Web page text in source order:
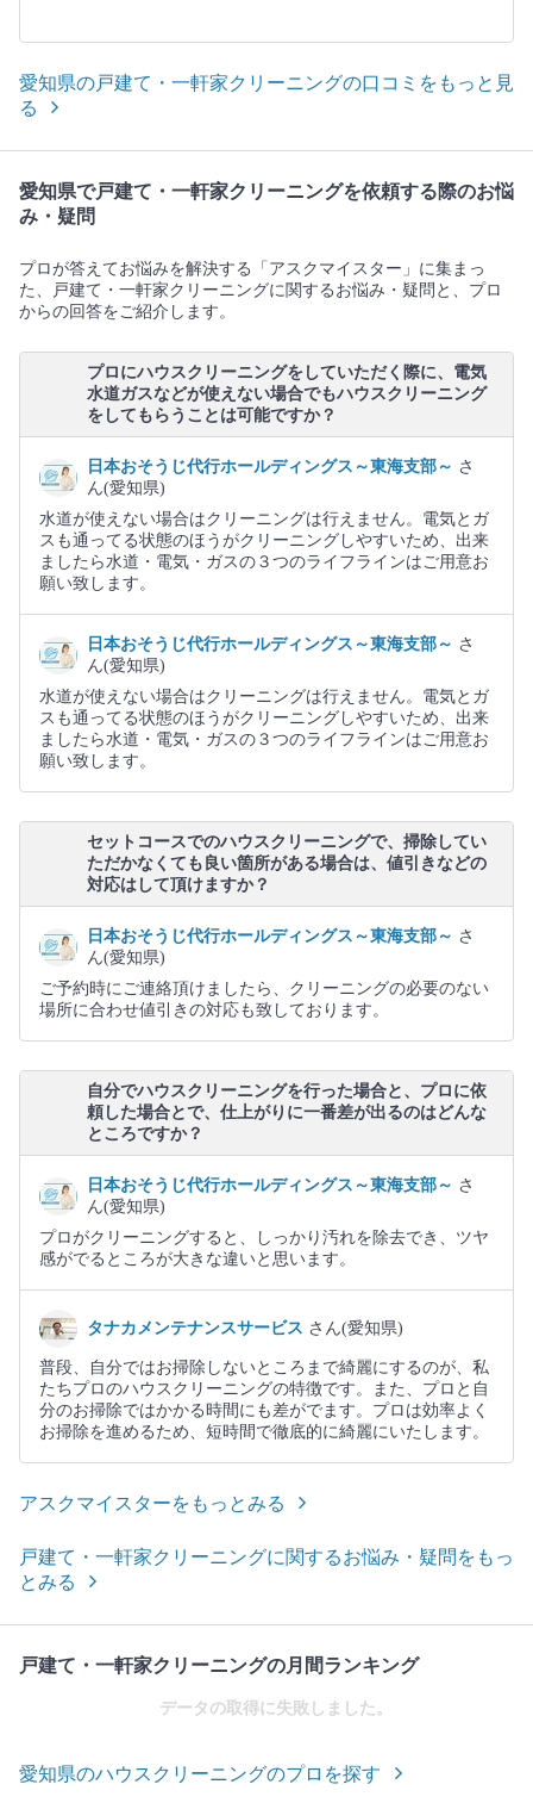
愛知県の戸建て・一軒家クリーニングの口コミをもっと見
る
愛知県で戸建て・一軒家クリーニングを依頼する際のお悩
み・疑問
プロが答えてお悩みを解決する「アスクマイスター」に集まっ
た、戸建て・一軒家クリーニングに関するお悩み・疑問と、プロ
からの回答をご紹介します。
プロにハウスクリーニングをしていただく際に、電気
水道ガスなどが使えない場合でもハウスクリーニング
をしてもらうことは可能ですか？
日本おそうじ代行ホールディングス～東海支部～ さ
ん(愛知県)
水道が使えない場合はクリーニングは行えません。電気とガ
スも通ってる状態のほうがクリーニングしやすいため、出来
ましたら水道・電気・ガスの３つのライフラインはご用意お
願い致します。
日本おそうじ代行ホールディングス～東海支部～ さ
ん(愛知県)
水道が使えない場合はクリーニングは行えません。電気とガ
スも通ってる状態のほうがクリーニングしやすいため、出来
ましたら水道・電気・ガスの３つのライフラインはご用意お
願い致します。
セットコースでのハウスクリーニングで、掃除してい
ただかなくても良い箇所がある場合は、値引きなどの
対応はして頂けますか？
日本おそうじ代行ホールディングス～東海支部～ さ
ん(愛知県)
ご予約時にご連絡頂けましたら、クリーニングの必要のない
場所に合わせ値引きの対応も致しております。
自分でハウスクリーニングを行った場合と、プロに依
頼した場合とで、仕上がりに一番差が出るのはどんな
ところですか？
日本おそうじ代行ホールディングス～東海支部～ さ
ん(愛知県)
プロがクリーニングすると、しっかり汚れを除去でき、ツヤ
感がでるところが大きな違いと思います。
タナカメンテナンスサービス さん(愛知県)
普段、自分ではお掃除しないところまで綺麗にするのが、私
たちプロのハウスクリーニングの特徴です。また、プロと自
分のお掃除ではかかる時間にも差がでます。プロは効率よく
お掃除を進めるため、短時間で徹底的に綺麗にいたします。
アスクマイスターをもっとみる
戸建て・一軒家クリーニングに関するお悩み・疑問をもっ
とみる
戸建て・一軒家クリーニングの月間ランキング
データの取得に失敗しました。
愛知県のハウスクリーニングのプロを探す